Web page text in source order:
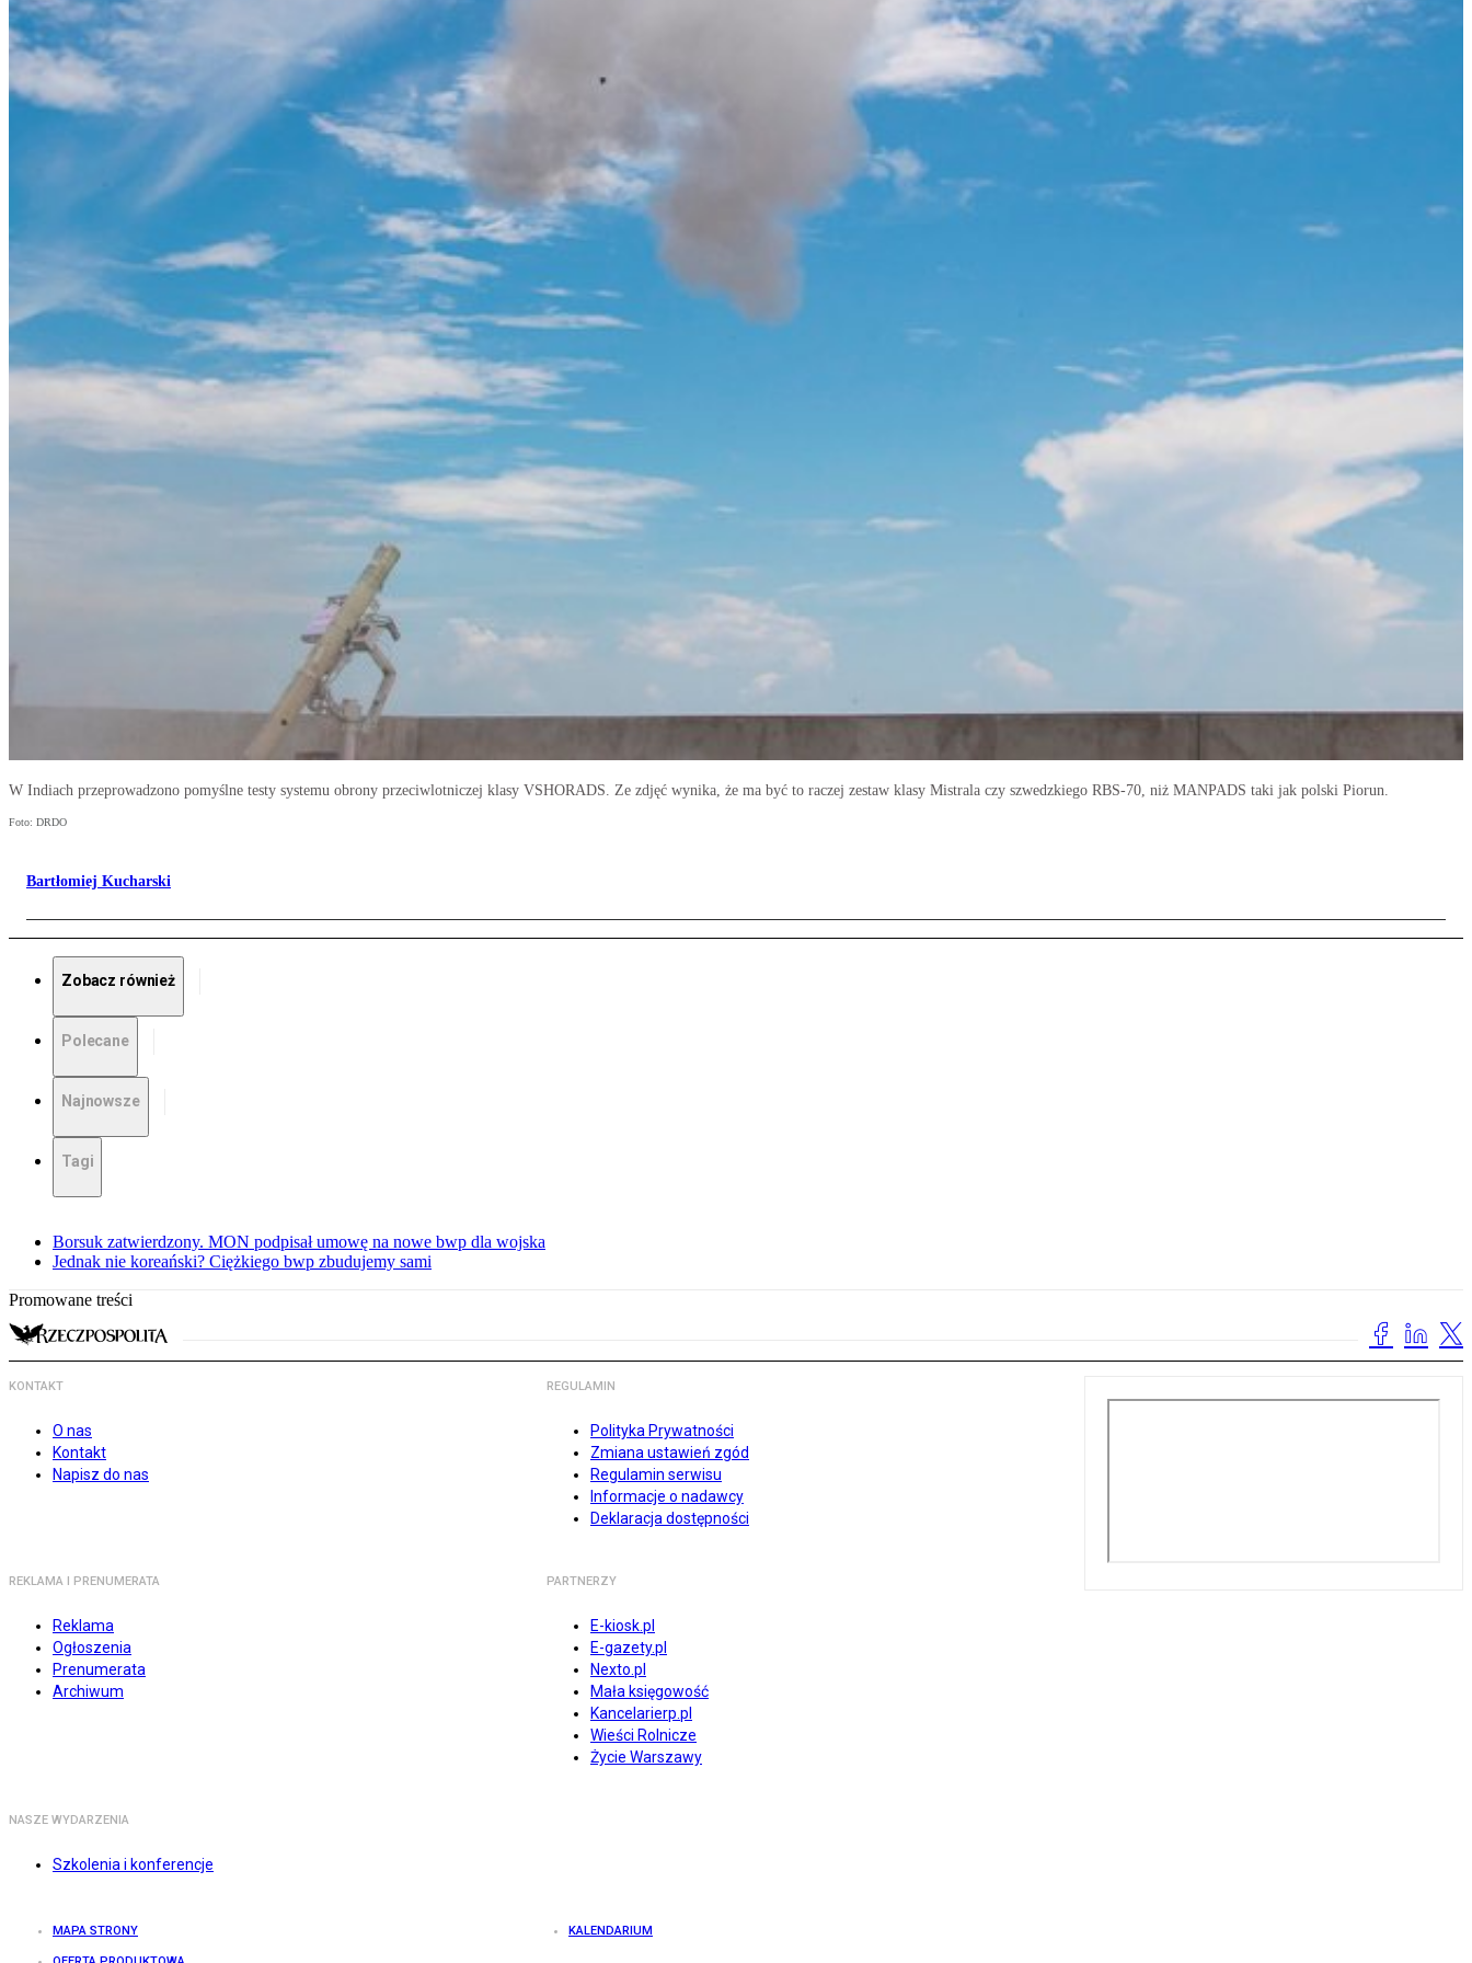
W Indiach przeprowadzono pomyślne testy systemu obrony przeciwlotniczej klasy VSHORADS. Ze zdjęć wynika, że ma być to raczej zestaw klasy Mistrala czy szwedzkiego RBS-70, niż MANPADS taki jak polski Piorun.
Foto: DRDO
Bartłomiej Kucharski
Zobacz również
Polecane
Najnowsze
Tagi
Borsuk zatwierdzony. MON podpisał umowę na nowe bwp dla wojska
Jednak nie koreański? Ciężkiego bwp zbudujemy sami
Promowane treści
KONTAKT
O nas
Kontakt
Napisz do nas
REGULAMIN
Polityka Prywatności
Zmiana ustawień zgód
Regulamin serwisu
Informacje o nadawcy
Deklaracja dostępności
REKLAMA I PRENUMERATA
Reklama
Ogłoszenia
Prenumerata
Archiwum
PARTNERZY
E-kiosk.pl
E-gazety.pl
Nexto.pl
Mała księgowość
Kancelarierp.pl
Wieści Rolnicze
Życie Warszawy
NASZE WYDARZENIA
Szkolenia i konferencje
MAPA STRONY KALENDARIUM